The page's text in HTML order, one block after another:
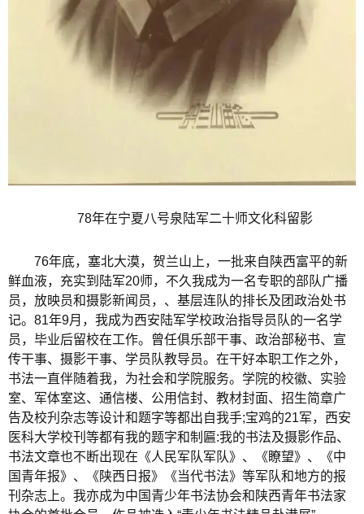
78年在宁夏八号泉陆军二十师文化科留影
76年底，塞北大漠，贺兰山上，一批来自陕西富平的新
鲜血液，充实到陆军20师，不久我成为一名专职的部队广播
员，放映员和摄影新闻员，、基层连队的排长及团政治处书
记。81年9月，我成为西安陆军学校政治指导员队的一名学
员，毕业后留校在工作。曾任俱乐部干事、政治部秘书、宣
传干事、摄影干事、学员队教导员。在干好本职工作之外，
书法一直伴随着我，为社会和学院服务。学院的校徽、实验
室、军体室这、通信楼、公用信封、教材封面、招生简章广
告及校刋杂志等设计和题字等都出自我手;宝鸡的21军，西安
医科大学校刊等都有我的题字和制匾:我的书法及摄影作品、
书法文章也不断出现在《人民军队军队》、《瞭望》、《中
国青年报》、《陕西日报》《当代书法》等军队和地方的报
刊杂志上。我亦成为中国青少年书法协会和陕西青年书法家